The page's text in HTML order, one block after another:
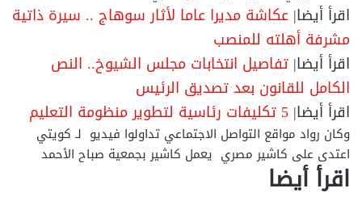
اقرأ أيضا| عكاشة مديرا عاما لأثار سوهاج .. سيرة ذاتية
مشرفة أهلته للمنصب
اقرأ أيضا| تفاصيل انتخابات مجلس الشيوخ.. النص
الكامل للقانون بعد تصديق الرئيس
اقرأ أيضا|
وكان رواد مواقع التواصل الاجتماعي تداولوا فيديو لـ كويتي
اعتدى على كاشير مصري يعمل كاشير بجمعية صباح الأحمد
اقرأ أيضا